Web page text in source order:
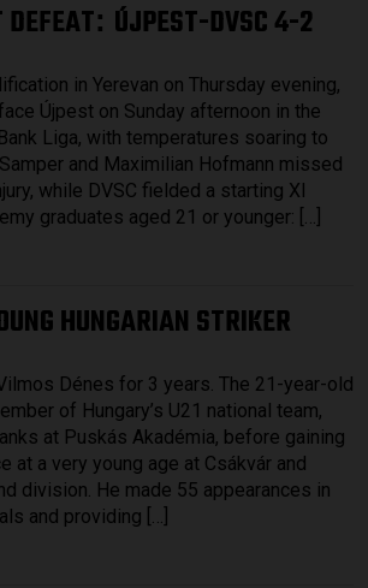
: ÚJPEST-DVSC 4-2
in Yerevan on Thursday evening,
Újpest on Sunday afternoon in the
Liga, with temperatures soaring to
and Maximilian Hofmann missed
while DVSC fielded a starting XI
graduates aged 21 or younger: […]
HUNGARIAN STRIKER
Dénes for 3 years. The 21-year-old
of Hungary’s U21 national team,
at Puskás Akadémia, before gaining
at a very young age at Csákvár and
division. He made 55 appearances in
and providing […]